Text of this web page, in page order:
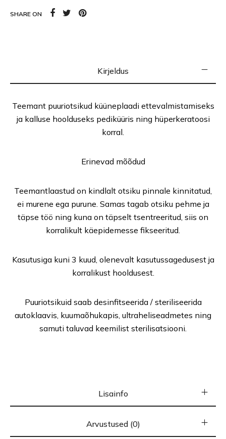
SHARE ON
Kirjeldus
Teemant puuriotsikud küüneplaadi ettevalmistamiseks
ja kalluse hoolduseks pediküüris ning hüperkeratoosi
korral.
Erinevad mõõdud
Teemantlaastud on kindlalt otsiku pinnale kinnitatud,
ei murene ega purune. Samas tagab otsiku pehme ja
täpse töö ning kuna on täpselt tsentreeritud, siis on
korralikult käepidemesse fikseeritud.
Kasutusiga kuni 3 kuud, olenevalt kasutussagedusest ja
korralikust hooldusest.
Puuriotsikuid saab desinfitseerida / steriliseerida
autoklaavis, kuumaõhukapis, ultraheliseadmetes ning
samuti taluvad keemilist sterilisatsiooni.
Lisainfo
Arvustused (0)